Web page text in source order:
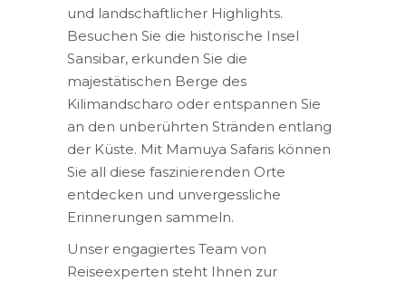
und landschaftlicher Highlights.
Besuchen Sie die historische Insel
Sansibar, erkunden Sie die
majestätischen Berge des
Kilimandscharo oder entspannen Sie
an den unberührten Stränden entlang
der Küste. Mit Mamuya Safaris können
Sie all diese faszinierenden Orte
entdecken und unvergessliche
Erinnerungen sammeln.
Unser engagiertes Team von
Reiseexperten steht Ihnen zur